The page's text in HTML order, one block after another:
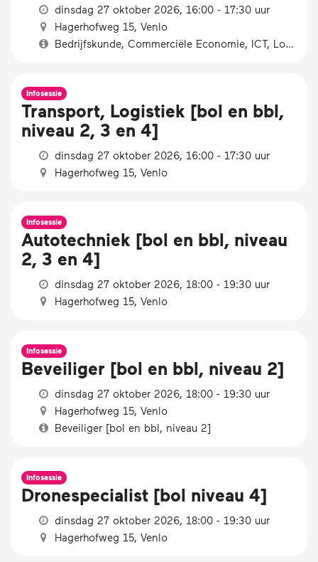
dinsdag 27 oktober 2026, 16:00 - 17:30 uur
Hagerhofweg 15, Venlo
Bedrijfskunde, Commerciële Economie, ICT, Logistiek
Infosessie
Transport, Logistiek [bol en bbl,
niveau 2, 3 en 4]
dinsdag 27 oktober 2026, 16:00 - 17:30 uur
Hagerhofweg 15, Venlo
Infosessie
Autotechniek [bol en bbl, niveau
2, 3 en 4]
dinsdag 27 oktober 2026, 18:00 - 19:30 uur
Hagerhofweg 15, Venlo
Infosessie
Beveiliger [bol en bbl, niveau 2]
dinsdag 27 oktober 2026, 18:00 - 19:30 uur
Hagerhofweg 15, Venlo
Beveiliger [bol en bbl, niveau 2]
Infosessie
Dronespecialist [bol niveau 4]
dinsdag 27 oktober 2026, 18:00 - 19:30 uur
Hagerhofweg 15, Venlo